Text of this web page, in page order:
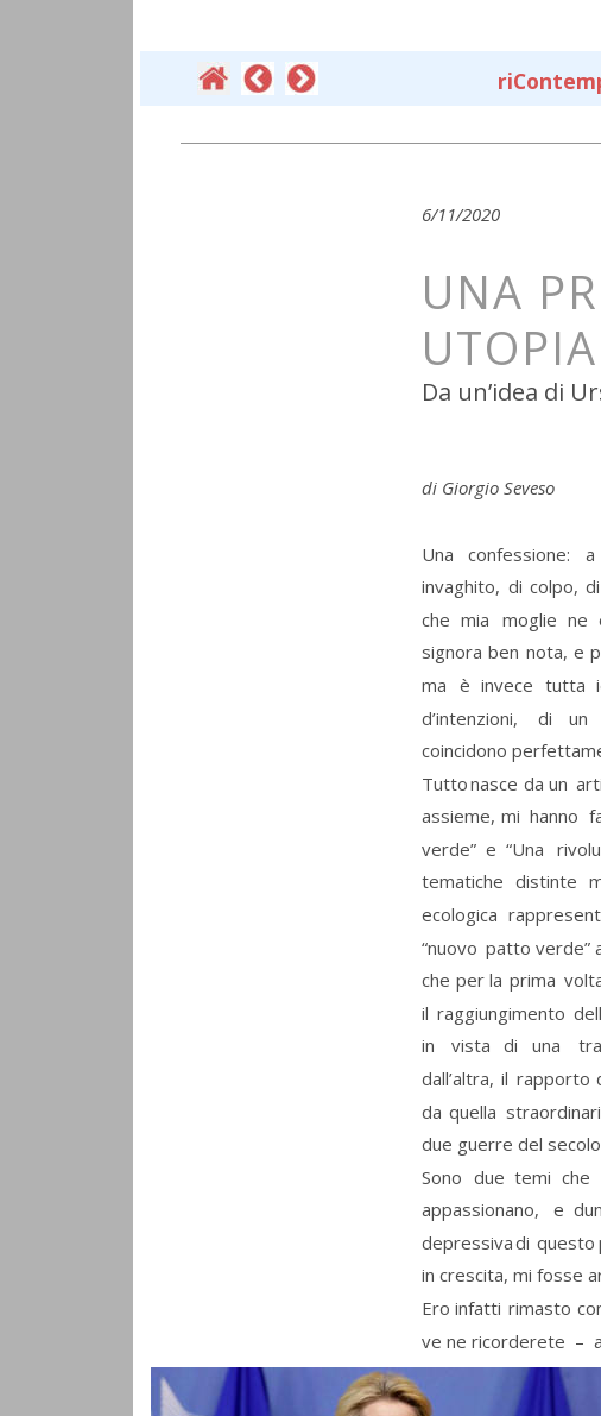
6/11/2020
UNA
UTOPIA
Da un’idea di
di Giorgio Seveso
Una confessione: a
invaghito, di colpo, di
che mia moglie ne
signora ben nota, e
ma è invece tutta
d’intenzioni,
di un
coincidono
Tuttonasce da un
assieme, mi hanno
verde” e “Una
tematiche distinte
ecologica
“nuovo patto verde”
che per la prima
il raggiungimento
in
vista di una
dall’altra, il rapporto
da quella
due guerre del
Sono due temi che
appassionano,
e
depressivadi questo
in crescita, mi fosse
Ero infatti rimasto
ve ne ricorderete  –
ri